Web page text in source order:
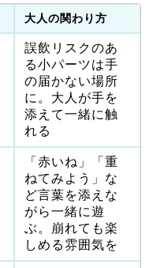
大人の関わり方
誤飲リスクのあ
る小パーツは手
の届かない場所
に。大人が手を
添えて一緒に触
れる
「赤いね」「重
ねてみよう」な
ど言葉を添えな
がら一緒に遊
ぶ。崩れても楽
しめる雰囲気を